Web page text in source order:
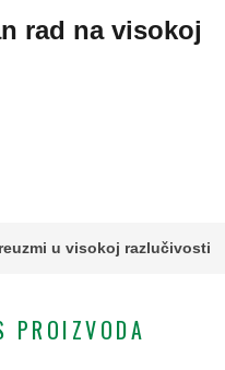
rad na visokoj
u visokoj razlučivosti
PROIZVODA